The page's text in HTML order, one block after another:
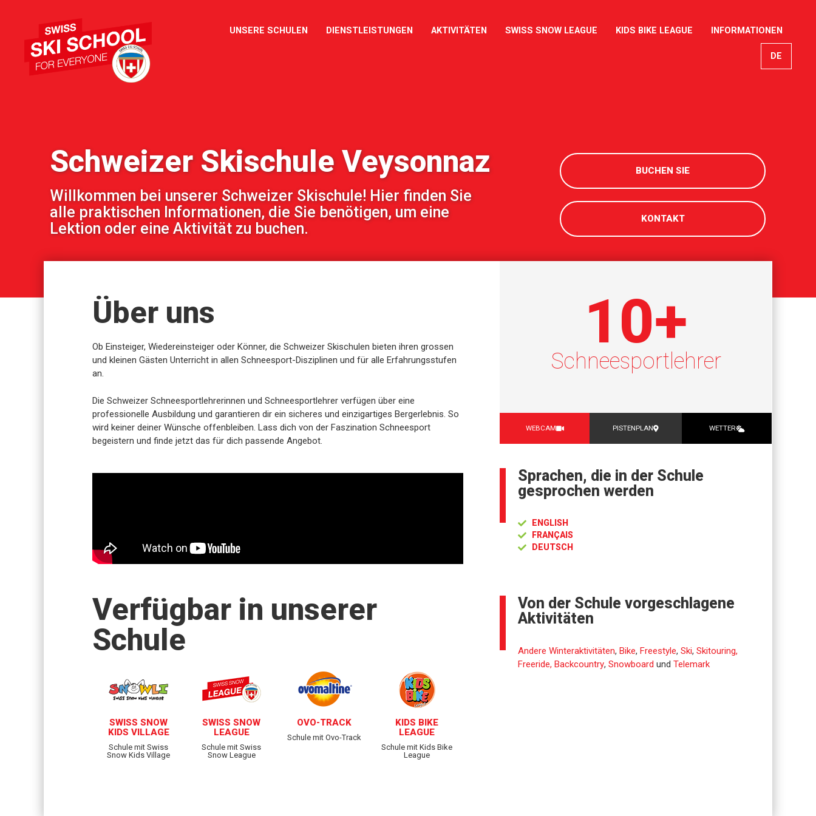
UNSERE SCHULEN DIENSTLEISTUNGEN AKTIVITÄTEN SWISS SNOW LEAGUE KIDS BIKE LEAGUE INFORMATIONEN
DE
Schweizer Skischule Veysonnaz
Willkommen bei unserer Schweizer Skischule! Hier finden Sie
alle praktischen Informationen, die Sie benötigen, um eine
Lektion oder eine Aktivität zu buchen.
BUCHEN SIE
KONTAKT
Über uns
Ob Einsteiger, Wiedereinsteiger oder Könner, die Schweizer Skischulen bieten ihren grossen
und kleinen Gästen Unterricht in allen Schneesport-Disziplinen und für alle Erfahrungsstufen
an.
Die Schweizer Schneesportlehrerinnen und Schneesportlehrer verfügen über eine
professionelle Ausbildung und garantieren dir ein sicheres und einzigartiges Bergerlebnis. So
wird keiner deiner Wünsche offenbleiben. Lass dich von der Faszination Schneesport
begeistern und finde jetzt das für dich passende Angebot.
Verfügbar in unserer
Schule
SWISS SNOW
KIDS VILLAGE
Schule mit Swiss
Snow Kids Village
SWISS SNOW
LEAGUE
Schule mit Swiss
Snow League
OVO-TRACK
Schule mit Ovo-Track
KIDS BIKE
LEAGUE
Schule mit Kids Bike
League
Schneesportlehrer
10+
WEBCAM PISTENPLAN WETTER
Sprachen, die in der Schule
gesprochen werden
ENGLISH
FRANÇAIS
DEUTSCH
Von der Schule vorgeschlagene
Aktivitäten
Andere Winteraktivitäten,Bike,Freestyle,Ski,Skitouring,
Freeride, Backcountry,Snowboard undTelemark